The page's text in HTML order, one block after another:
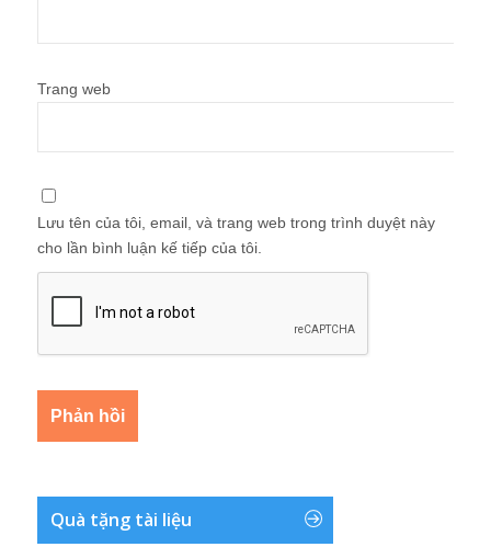
Trang web
Lưu tên của tôi, email, và trang web trong trình duyệt này
cho lần bình luận kế tiếp của tôi.
Quà tặng tài liệu